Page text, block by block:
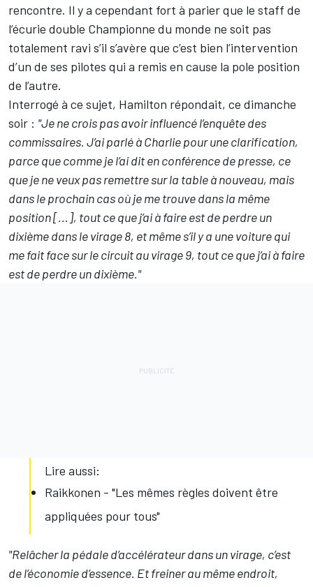
rencontre. Il y a cependant fort à parier que le staff de
l’écurie double Championne du monde ne soit pas
totalement ravi s’il s’avère que c’est bien l’intervention
d’un de ses pilotes qui a remis en cause la pole position
de l’autre.
Interrogé à ce sujet, Hamilton répondait, ce dimanche
soir : "Je ne crois pas avoir influencé l’enquête des
commissaires. J’ai parlé à Charlie pour une clarification,
parce que comme je l’ai dit en conférence de presse, ce
que je ne veux pas remettre sur la table à nouveau, mais
dans le prochain cas où je me trouve dans la même
position [...], tout ce que j’ai à faire est de perdre un
dixième dans le virage 8, et même s’il y a une voiture qui
me fait face sur le circuit au virage 9, tout ce que j’ai à faire
est de perdre un dixième."
Lire aussi:
Raikkonen - "Les mêmes règles doivent être
appliquées pour tous"
"Relâcher la pédale d’accélérateur dans un virage, c’est
de l’économie d’essence. Et freiner au même endroit,